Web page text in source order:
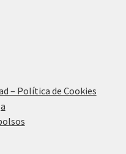
– Política de Cookies